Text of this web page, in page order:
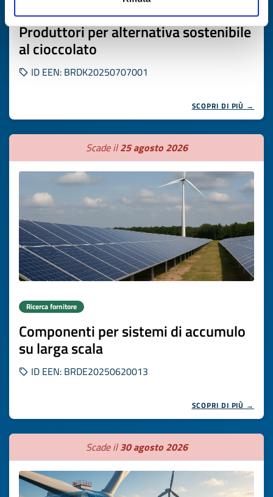
Produttori per alternativa sostenibile
al cioccolato
ID EEN: BRDK20250707001
SCOPRI DI PIÙ →
Scade il25 agosto 2026
Ricerca fornitore
Componenti per sistemi di accumulo
su larga scala
ID EEN: BRDE20250620013
SCOPRI DI PIÙ →
Scade il30 agosto 2026